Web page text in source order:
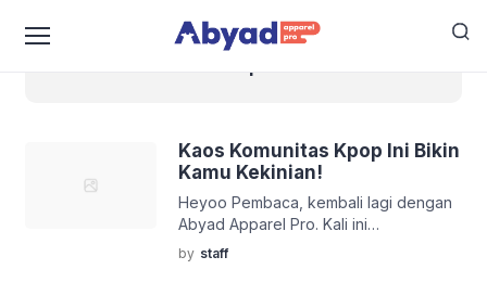
Kaos Komunitas Kpop Ini Bikin
Kamu Kekinian!
Heyoo Pembaca, kembali lagi dengan
Abyad Apparel Pro. Kali ini
pembahasan Abyad Apparel Pro cukup
menarik nih, karena mengikuti
by staff